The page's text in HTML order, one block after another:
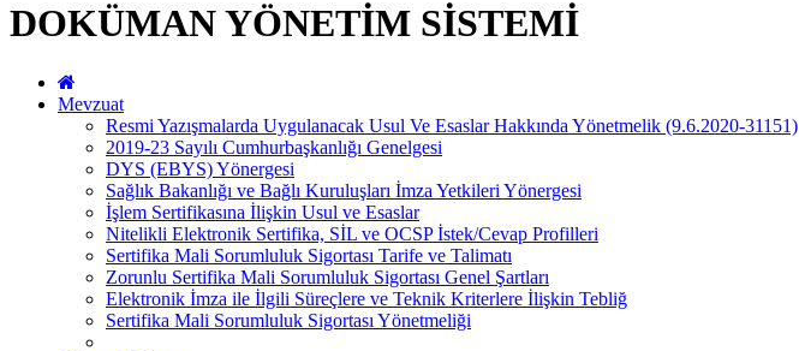
DOKÜMAN YÖNETİM SİSTEMİ
Mevzuat
Resmi Yazışmalarda Uygulanacak Usul Ve Esaslar Hakkında Yönetmelik (9.6.2020-31151)
2019-23 Sayılı Cumhurbaşkanlığı Genelgesi
DYS (EBYS) Yönergesi
Sağlık Bakanlığı ve Bağlı Kuruluşları İmza Yetkileri Yönergesi
İşlem Sertifikasına İlişkin Usul ve Esaslar
Nitelikli Elektronik Sertifika, SİL ve OCSP İstek/Cevap Profilleri
Sertifika Mali Sorumluluk Sigortası Tarife ve Talimatı
Zorunlu Sertifika Mali Sorumluluk Sigortası Genel Şartları
Elektronik İmza ile İlgili Süreçlere ve Teknik Kriterlere İlişkin Tebliğ
Sertifika Mali Sorumluluk Sigortası Yönetmeliği